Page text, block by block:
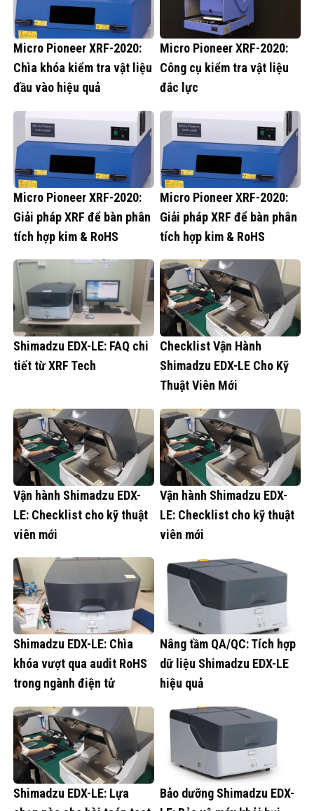
Micro Pioneer XRF-2020:
Chìa khóa kiểm tra vật liệu
đầu vào hiệu quả
Micro Pioneer XRF-2020:
Công cụ kiểm tra vật liệu
đắc lực
Micro Pioneer XRF-2020:
Giải pháp XRF để bàn phân
tích hợp kim & RoHS
Micro Pioneer XRF-2020:
Giải pháp XRF để bàn phân
tích hợp kim & RoHS
Shimadzu EDX-LE: FAQ chi
tiết từ XRF Tech
Checklist Vận Hành
Shimadzu EDX-LE Cho Kỹ
Thuật Viên Mới
Vận hành Shimadzu EDX-
LE: Checklist cho kỹ thuật
viên mới
Vận hành Shimadzu EDX-
LE: Checklist cho kỹ thuật
viên mới
Shimadzu EDX-LE: Chìa
khóa vượt qua audit RoHS
trong ngành điện tử
Nâng tầm QA/QC: Tích hợp
dữ liệu Shimadzu EDX-LE
hiệu quả
Shimadzu EDX-LE: Lựa
Bảo dưỡng Shimadzu EDX-